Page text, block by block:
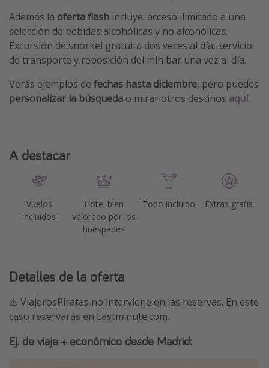
Además la oferta flash incluye: acceso ilimitado a una
selección de bebidas alcohólicas y no alcohólicas.
Excursión de snorkel gratuita dos veces al día, servicio
de transporte y reposición del minibar una vez al día.
Verás ejemplos de fechas hasta diciembre, pero puedes
personalizar la búsqueda o mirar otros destinos aquí.
A destacar
Vuelos
incluidos
Hotel bien
valorado por los
huéspedes
Todo incluido Extras gratis
Detalles de la oferta
⚠️ ViajerosPiratas no interviene en las reservas. En este
caso reservarás en Lastminute.com.
Ej. de viaje + económico desde Madrid: